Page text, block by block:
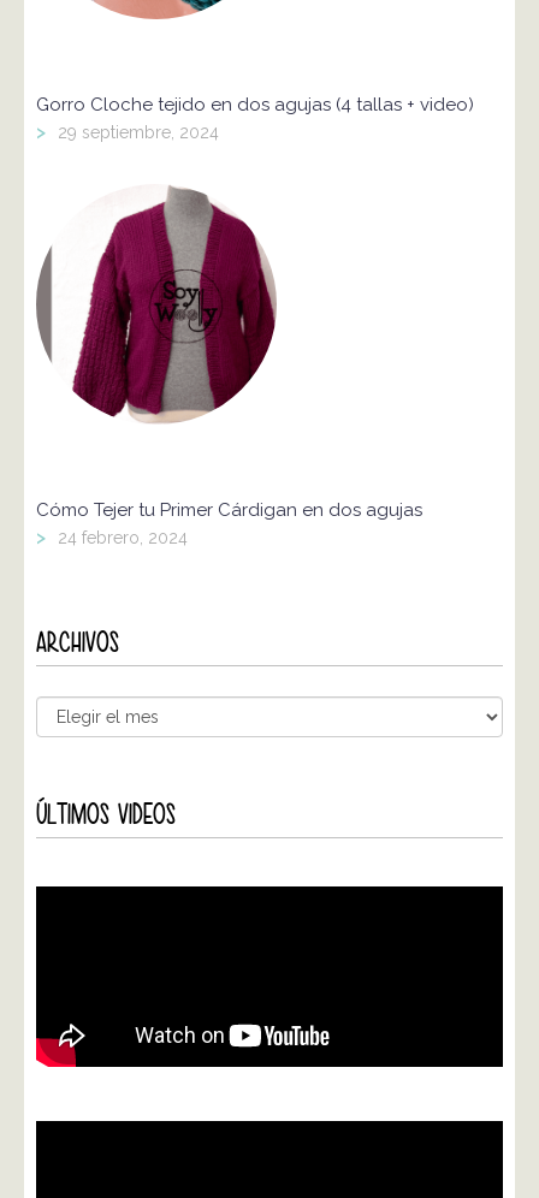
Gorro Cloche tejido en dos agujas (4 tallas + video)
> 29 septiembre, 2024
Cómo Tejer tu Primer Cárdigan en dos agujas
> 24 febrero, 2024
ARCHIVOS
ÚLTIMOS VIDEOS